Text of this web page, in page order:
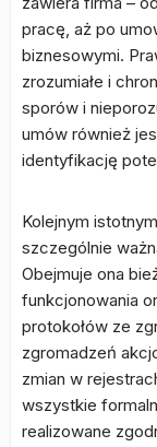
pracę, aż po
biznesowymi.
zrozumiałe i
sporów i
umów również
identyfikację
Kolejnym
szczególnie
Obejmuje ona
funkcjonowania
protokołów ze
zgromadzeń
zmian w
wszystkie
realizowane